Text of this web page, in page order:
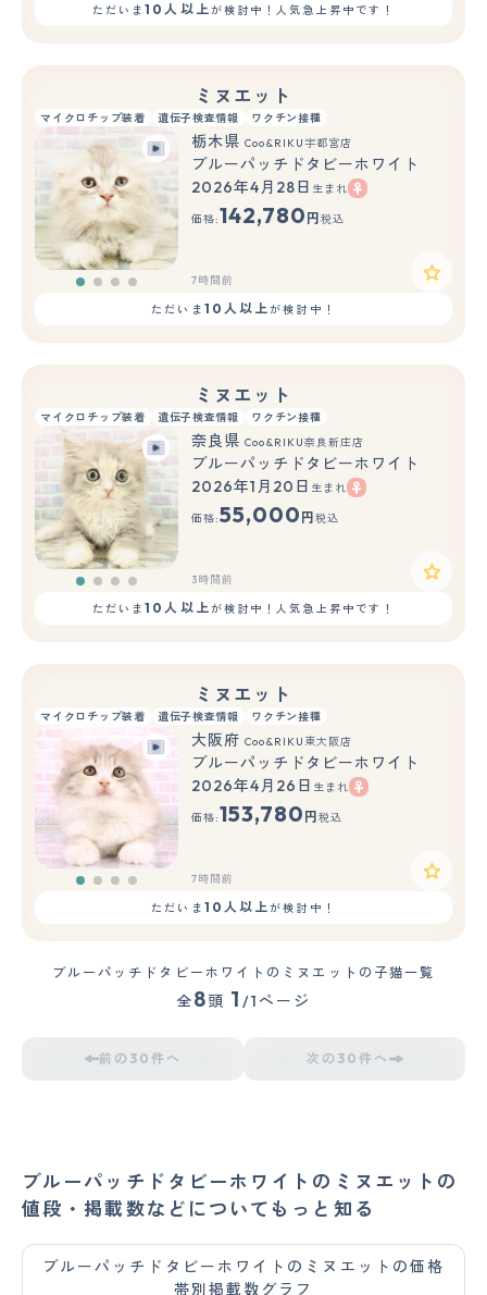
ただいま10人以上が検討中！人気急上昇中です！
ミヌエット
マイクロチップ装着 遺伝子検査情報 ワクチン接種
栃木県 Coo&RIKU宇都宮店
ブルーパッチドタビーホワイト
2026年4月28日 生まれ
価格:142,780 円 税込
7時間前
ただいま 10人以上が検討中！
ミヌエット
マイクロチップ装着 遺伝子検査情報 ワクチン接種
奈良県 Coo&RIKU奈良新庄店
ブルーパッチドタビーホワイト
2026年1月20日 生まれ
価格:55,000 円 税込
3時間前
ただいま10人以上が検討中！人気急上昇中です！
ミヌエット
マイクロチップ装着 遺伝子検査情報 ワクチン接種
大阪府 Coo&RIKU東大阪店
ブルーパッチドタビーホワイト
2026年4月26日 生まれ
価格:153,780 円 税込
7時間前
ただいま 10人以上が検討中！
ブルーパッチドタビーホワイトのミヌエットの子猫一覧
全8頭 1 /1ページ
前の30件へ 次の30件へ
ブルーパッチドタビーホワイトのミヌエットの
値段・掲載数などについてもっと知る
ブルーパッチドタビーホワイトのミヌエットの価格
帯別掲載数グラフ